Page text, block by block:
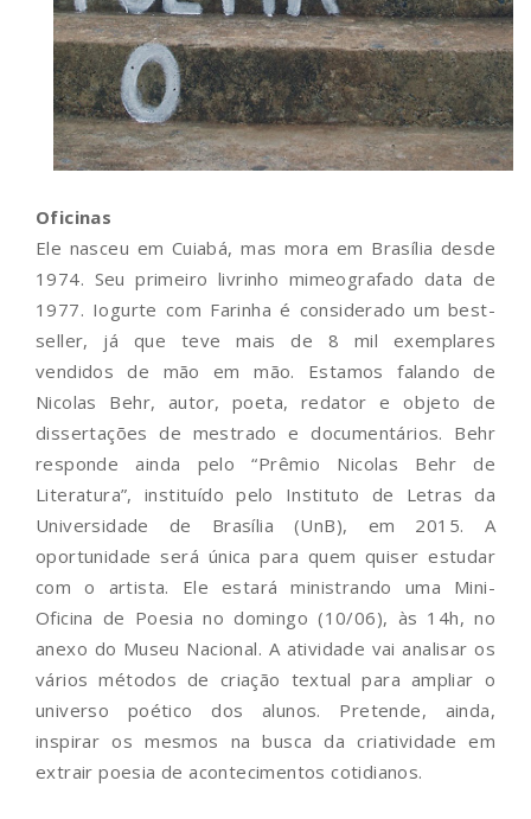
Oficinas
Ele nasceu em Cuiabá, mas mora em Brasília desde
1974. Seu primeiro livrinho mimeografado data de
1977. Iogurte com Farinha é considerado um best-
seller, já que teve mais de 8 mil exemplares
vendidos de mão em mão. Estamos falando de
Nicolas Behr, autor, poeta, redator e objeto de
dissertações de mestrado e documentários. Behr
responde ainda pelo “Prêmio Nicolas Behr de
Literatura”, instituído pelo Instituto de Letras da
Universidade de Brasília (UnB), em 2015. A
oportunidade será única para quem quiser estudar
com o artista. Ele estará ministrando uma Mini-
Oficina de Poesia no domingo (10/06), às 14h, no
anexo do Museu Nacional. A atividade vai analisar os
vários métodos de criação textual para ampliar o
universo poético dos alunos. Pretende, ainda,
inspirar os mesmos na busca da criatividade em
extrair poesia de acontecimentos cotidianos.